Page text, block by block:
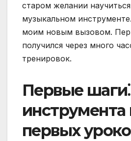
старом желании
музыкальном
моим новым вызовом.
получился через много
тренировок.
Первые
инструмента
первых